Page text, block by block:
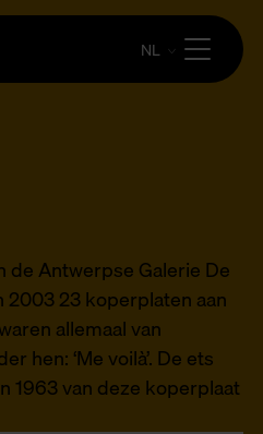
NL
de Antwerpse Galerie De
23 koperplaten aan
allemaal van
hen: ‘Me voilà’. De ets
1963 van deze koperplaat